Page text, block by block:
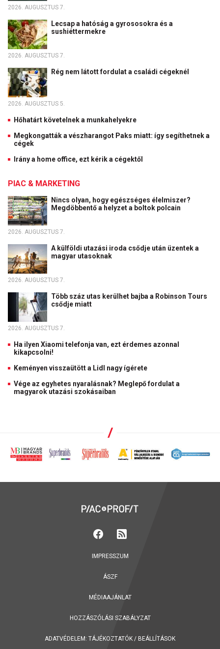
2026. AUGUSZTUS 7.
Lecsap a hatóság a gyrososokra és a
sushiéttermekre
2026. AUGUSZTUS 7.
Rég nem látott fordulat a családi cégeknél
2026. AUGUSZTUS 5.
Hőhatárt követelnek a munkahelyekre
Megkongatták a vészharangot Paks miatt: így segíthetnek a
cégek
Irány a home office, ezt kérik a cégektől
PIAC & MARKETING
Nincs olyan, hogy egészséges élelmiszer?
Megdöbbentő a helyzet a boltok polcain
2026. AUGUSZTUS 7.
A külföldi utazási iroda csődje után üzentek a
magyar utasoknak
2026. AUGUSZTUS 7.
Több száz utas kerülhet bajba a Robinson Tours
csődje miatt
2026. AUGUSZTUS 7.
Ha ilyen Xiaomi telefonja van, ezt érdemes azonnal
kikapcsolni!
Keményen visszaütött a Lidl nagy ígérete
Vége az egyhetes nyaralásnak? Meglepő fordulat a
magyarok utazási szokásaiban
IMPRESSZUM
ÁSZF
MÉDIAAJÁNLAT
HOZZÁSZÓLÁSI SZABÁLYZAT
ADATVÉDELEM: TÁJÉKOZTATÓK / BEÁLLÍTÁSOK